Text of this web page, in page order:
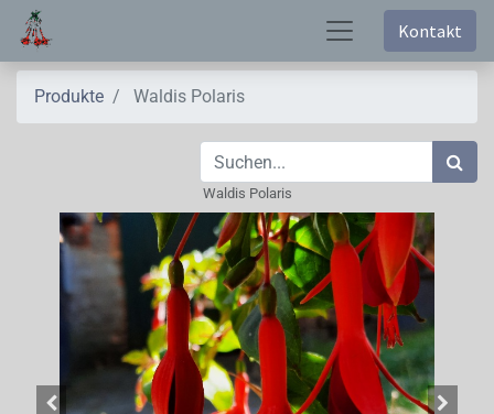
Kontakt
Produkte Waldis Polaris
Waldis Polaris